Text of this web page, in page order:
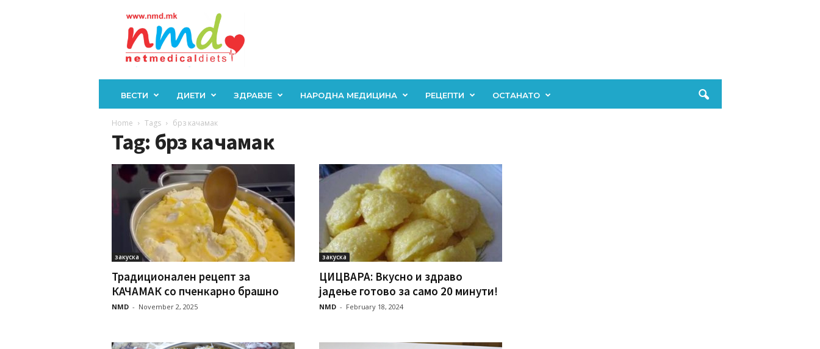
ВЕСТИ ДИЕТИ ЗДРАВЈЕ НАРОДНА МЕДИЦИНА РЕЦЕПТИ ОСТАНАТО
Home Tags брз качамак
Tag: брз качамак
закуска
Традиционален рецепт за
КАЧАМАК со пченкарно брашно
NMD - November 2, 2025
закуска
ЦИЦВАРА: Вкусно и здраво
јадење готово за само 20 минути!
NMD - February 18, 2024